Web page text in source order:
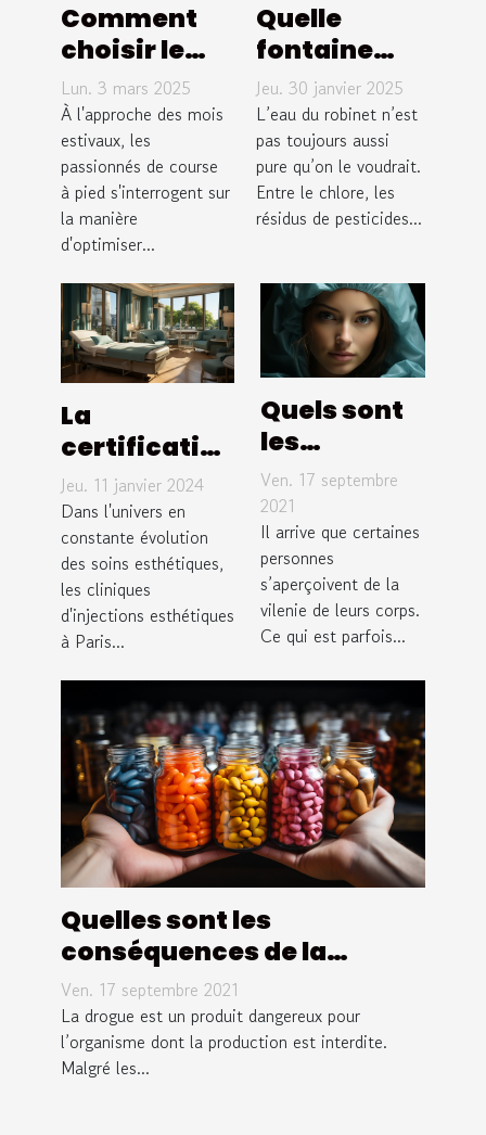
Comment
choisir le
meilleur
équipement
pour le
running en
été
Lun. 3 mars 2025
À l'approche des mois
estivaux, les
passionnés de course
à pied s'interrogent sur
la manière
d'optimiser...
Quelle
fontaine
osmose
inverse
choisir pour
une eau
sans
impuretés ?
Jeu. 30 janvier 2025
L’eau du robinet n’est
pas toujours aussi
pure qu’on le voudrait.
Entre le chlore, les
résidus de pesticides...
La
certification
et les
normes de
sécurité
pour les
cliniques
d'injections
à Paris
Jeu. 11 janvier 2024
Dans l'univers en
constante évolution
des soins esthétiques,
les cliniques
d'injections esthétiques
à Paris...
Quels sont
les
avantages
de la
chirurgie
esthétique
?
Ven. 17 septembre
2021
Il arrive que certaines
personnes
s’aperçoivent de la
vilenie de leurs corps.
Ce qui est parfois...
Quelles sont les
conséquences de la
drogue sur la santé ?
Ven. 17 septembre 2021
La drogue est un produit dangereux pour
l’organisme dont la production est interdite.
Malgré les...